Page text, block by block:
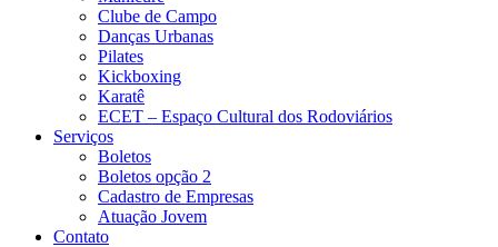
Clube de Campo
Danças Urbanas
Pilates
Kickboxing
Karatê
ECET – Espaço Cultural dos Rodoviários
Serviços
Boletos
Boletos opção 2
Cadastro de Empresas
Atuação Jovem
Contato